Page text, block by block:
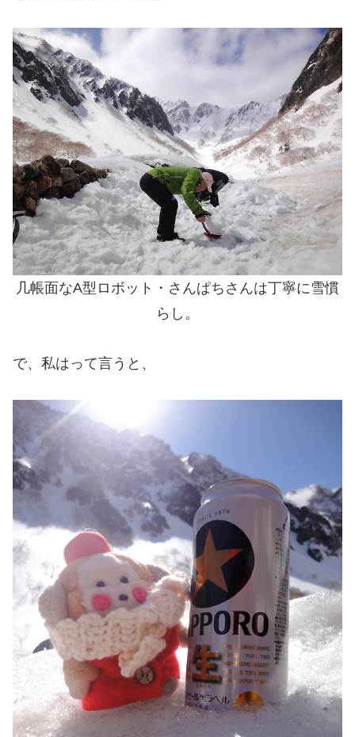
几帳面なA型ロボット・さんぱちさんは丁寧に雪慣
らし。
で、私はって言うと、